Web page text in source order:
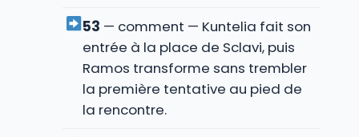
53 — comment — Kuntelia fait son
entrée à la place de Sclavi, puis
Ramos transforme sans trembler
la première tentative au pied de
la rencontre.